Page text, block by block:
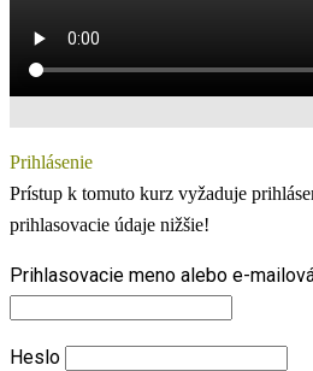
Prihlásenie
Prístup k tomuto kurz vyžaduje
prihlasovacie údaje nižšie!
Prihlasovacie meno alebo e-
Heslo